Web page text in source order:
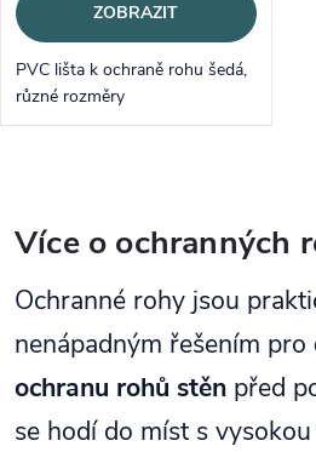
ZOBRAZIT
PVC lišta k ochraně rohu šedá,
různé rozměry
Více o ochranných
Ochranné rohy jsou
nenápadným řešením pro
ochranu rohů stěn před
se hodí do míst s